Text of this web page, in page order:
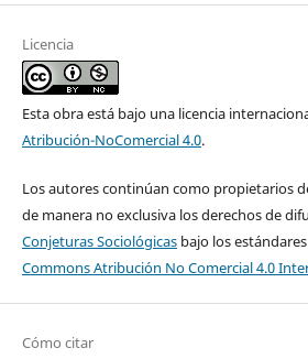
Licencia
Esta obra está bajo una licencia
Atribución-NoComercial 4.0.
Los autores continúan como propietarios
de manera no exclusiva los derechos de
Conjeturas Sociológicasbajo los
Commons Atribución No Comercial 4.0
Cómo citar